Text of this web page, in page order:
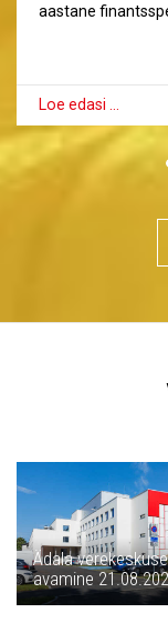
aastane
Loe edasi …
Ädala verekeskuse
avamine